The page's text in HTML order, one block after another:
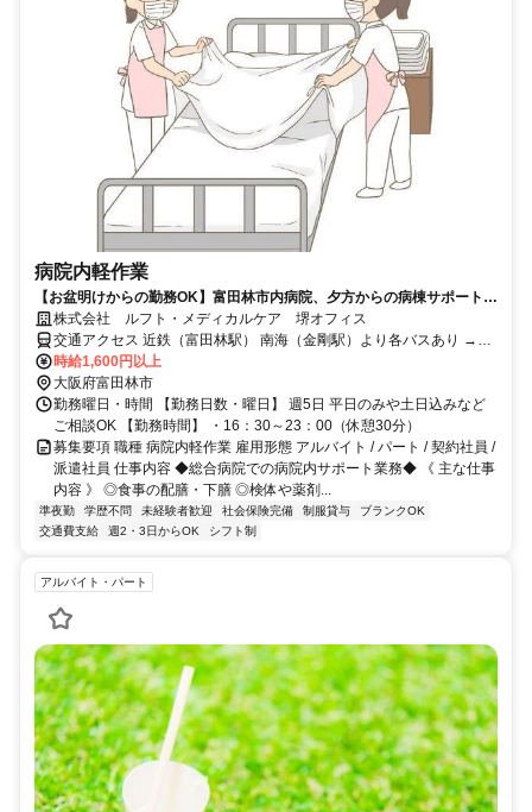
病院内軽作業
【お盆明けからの勤務OK】富田林市内病院、夕方からの病棟サポート♪
幅広い年齢層活躍中/身体介護なし
株式会社 ルフト・メディカルケア 堺オフィス
交通アクセス 近鉄（富田林駅） 南海（金剛駅）より各バスあり →富
田林市・河南町・太子町・千早赤阪村 狭山市・堺市・羽曳野市・河
内長野市より通勤者多数
時給1,600円以上
大阪府富田林市
勤務曜日・時間 【勤務日数・曜日】 週5日 平日のみや土日込みなど
ご相談OK 【勤務時間】 ・16：30～23：00（休憩30分）
募集要項 職種 病院内軽作業 雇用形態 アルバイト / パート / 契約社員 /
派遣社員 仕事内容 ◆総合病院での病院内サポート業務◆ 《 主な仕事
内容 》 ◎食事の配膳・下膳 ◎検体や薬剤...
準夜勤 学歴不問 未経験者歓迎 社会保険完備 制服貸与
ブランクOK
交通費支給
週2・3日からOK シフト制
アルバイト・パート